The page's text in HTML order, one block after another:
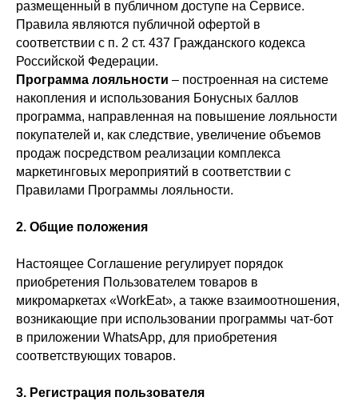
размещенный в публичном доступе на Сервисе.
Правила являются публичной офертой в
соответствии с п. 2 ст. 437 Гражданского кодекса
Российской Федерации.
Программа лояльности – построенная на системе
накопления и использования Бонусных баллов
программа, направленная на повышение лояльности
покупателей и, как следствие, увеличение объемов
продаж посредством реализации комплекса
маркетинговых мероприятий в соответствии с
Правилами Программы лояльности.
2. Общие положения
Настоящее Соглашение регулирует порядок
приобретения Пользователем товаров в
микромаркетах «WorkEat», а также взаимоотношения,
возникающие при использовании программы чат-бот
в приложении WhatsApp, для приобретения
соответствующих товаров.
3. Регистрация пользователя